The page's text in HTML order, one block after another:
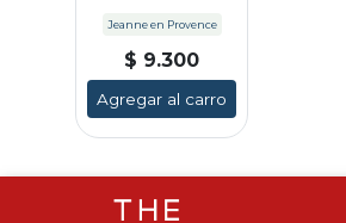
Jeanne en Provence
$ 9.300
Agregar al carro